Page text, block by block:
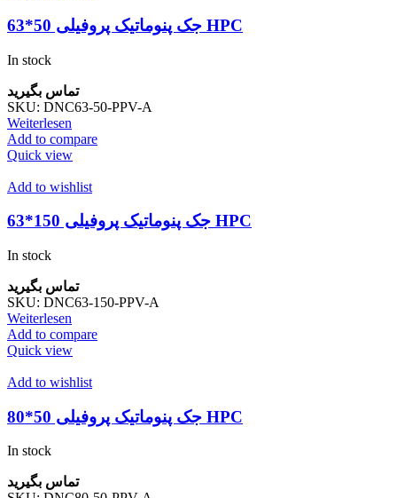
جک پنوماتیک پروفیلی 50*63 HPC
In stock
تماس بگیرید
SKU: DNC63-50-PPV-A
Weiterlesen
Add to compare
Quick view
Add to wishlist
جک پنوماتیک پروفیلی 150*63 HPC
In stock
تماس بگیرید
SKU: DNC63-150-PPV-A
Weiterlesen
Add to compare
Quick view
Add to wishlist
جک پنوماتیک پروفیلی 50*80 HPC
In stock
تماس بگیرید